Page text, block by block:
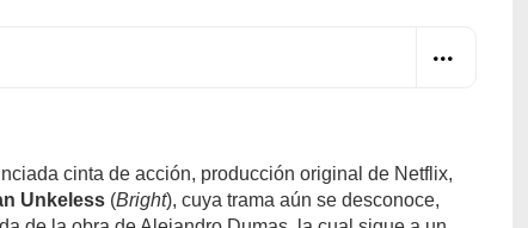
cinta de acción, producción original de Netflix,
Unkeless (Bright), cuya trama aún se desconoce,